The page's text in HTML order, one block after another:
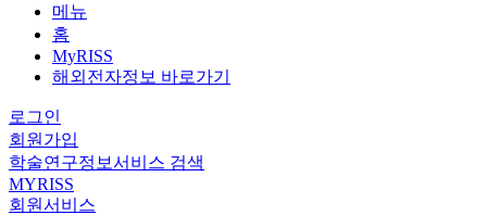
메뉴
홈
MyRISS
해외전자정보 바로가기
로그인
회원가입
학술연구정보서비스 검색
MYRISS
회원서비스